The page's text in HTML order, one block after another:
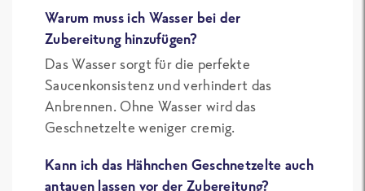
Warum muss ich Wasser bei der
Zubereitung hinzufügen?
Das Wasser sorgt für die perfekte
Saucenkonsistenz und verhindert das
Anbrennen. Ohne Wasser wird das
Geschnetzelte weniger cremig.
Kann ich das Hähnchen Geschnetzelte auch
antauen lassen vor der Zubereitung?